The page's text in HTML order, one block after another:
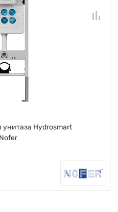
Hydrosmart